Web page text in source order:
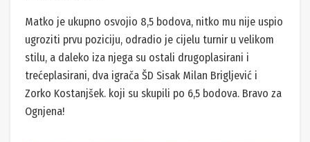
Matko je ukupno osvojio 8,5 bodova, nitko mu nije uspio
ugroziti prvu poziciju, odradio je cijelu turnir u velikom
stilu, a daleko iza njega su ostali drugoplasirani i
trećeplasirani, dva igrača ŠD Sisak Milan Brigljević i
Zorko Kostanjšek. koji su skupili po 6,5 bodova. Bravo za
Ognjena!